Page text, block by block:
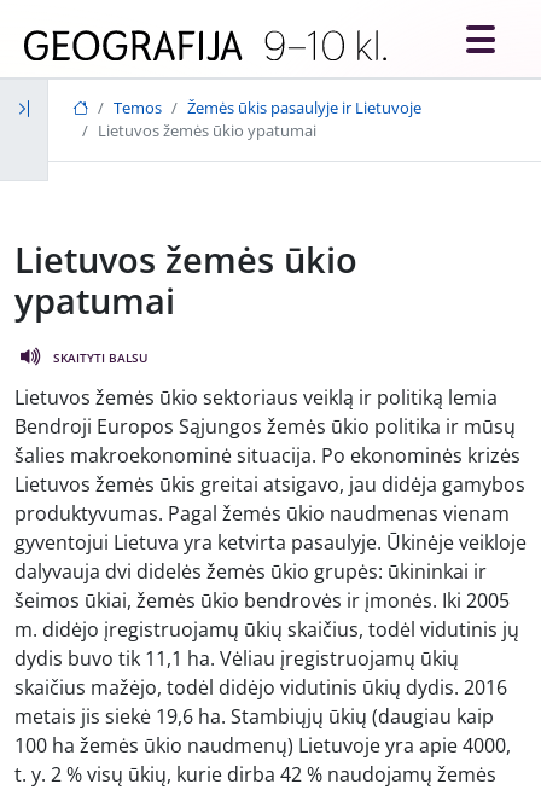
Temos
Žemės ūkis pasaulyje ir Lietuvoje
Lietuvos žemės ūkio ypatumai
Lietuvos žemės ūkio
ypatumai
SKAITYTI BALSU
Lietuvos žemės ūkio sektoriaus veiklą ir politiką lemia
Bendroji Europos Sąjungos žemės ūkio politika ir mūsų
šalies makroekonominė situacija. Po ekonominės krizės
Lietuvos žemės ūkis greitai atsigavo, jau didėja gamybos
produktyvumas. Pagal žemės ūkio naudmenas vienam
gyventojui Lietuva yra ketvirta pasaulyje. Ūkinėje veikloje
dalyvauja dvi didelės žemės ūkio grupės: ūkininkai ir
šeimos ūkiai, žemės ūkio bendrovės ir įmonės. Iki 2005
m. didėjo įregistruojamų ūkių skaičius, todėl vidutinis jų
dydis buvo tik 11,1 ha. Vėliau įregistruojamų ūkių
skaičius mažėjo, todėl didėjo vidutinis ūkių dydis. 2016
metais jis siekė 19,6 ha. Stambiųjų ūkių (daugiau kaip
100 ha žemės ūkio naudmenų) Lietuvoje yra apie 4000,
t. y. 2 % visų ūkių, kurie dirba 42 % naudojamų žemės